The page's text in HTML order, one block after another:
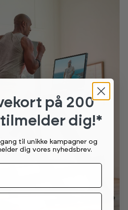
på 200
tilmelder dig!*
til unikke kampagner og
dig vores nyhedsbrev.